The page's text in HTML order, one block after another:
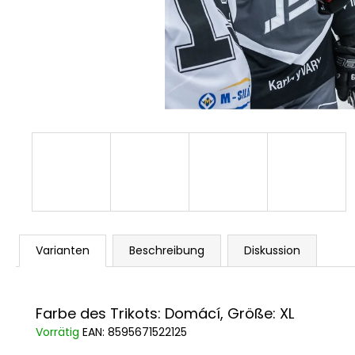
Varianten Beschreibung Diskussion
Farbe des Trikots: Domácí, Größe: XL
Vorrätig EAN: 8595671522125
PLAYOFF-T-SHIRT-HALBFINALE
Ursprünglich:€6,18